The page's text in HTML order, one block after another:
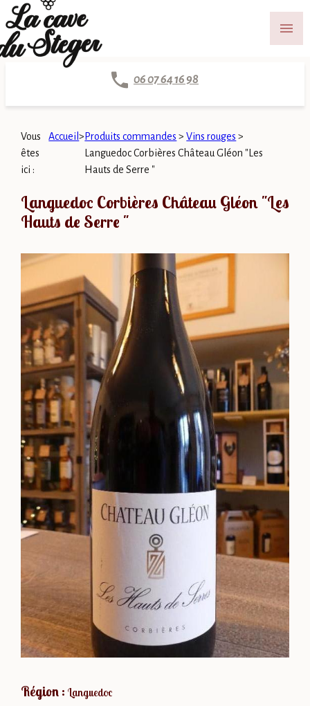
menu
06 07 64 16 98
Vous
êtes
ici :
Accueil> Produits commandes >Vins rouges >
Languedoc Corbières Château Gléon "Les
Hauts de Serre "
Languedoc Corbières Château Gléon "Les
Hauts de Serre "
Région : Languedoc
Panneau de gestion des cookies